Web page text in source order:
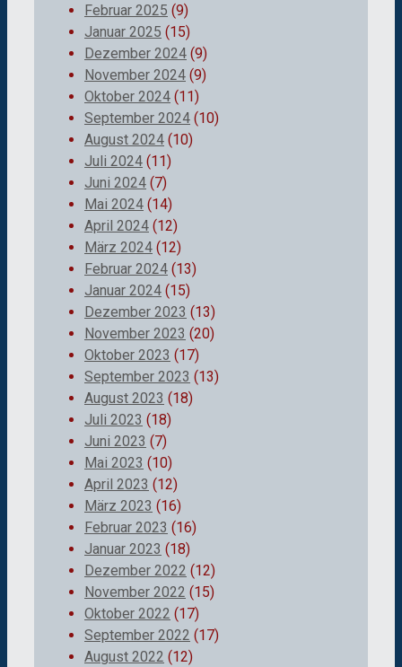
Februar 2025 (9)
Januar 2025 (15)
Dezember 2024 (9)
November 2024 (9)
Oktober 2024 (11)
September 2024 (10)
August 2024 (10)
Juli 2024 (11)
Juni 2024 (7)
Mai 2024 (14)
April 2024 (12)
März 2024 (12)
Februar 2024 (13)
Januar 2024 (15)
Dezember 2023 (13)
November 2023 (20)
Oktober 2023 (17)
September 2023 (13)
August 2023 (18)
Juli 2023 (18)
Juni 2023 (7)
Mai 2023 (10)
April 2023 (12)
März 2023 (16)
Februar 2023 (16)
Januar 2023 (18)
Dezember 2022 (12)
November 2022 (15)
Oktober 2022 (17)
September 2022 (17)
August 2022 (12)